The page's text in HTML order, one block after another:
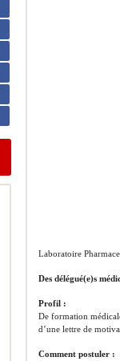
Laboratoire
Des délégué(e)s
Profil :
De formation
d’une lettre de
Comment postuler :